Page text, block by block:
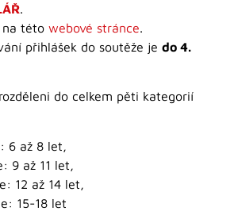
.
na této webové stránce.
přihlášek do soutěže je do 4.
do celkem pěti kategorií
6 až 8 let,
9 až 11 let,
12 až 14 let,
15-18 let